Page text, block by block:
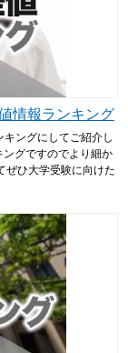
情報ランキング
ングにしてご紹介し
グですのでより細か
ぜひ大学受験に向けた